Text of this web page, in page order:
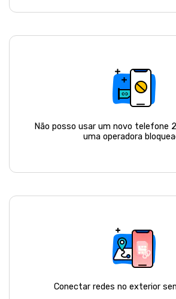
Não posso usar um novo telefone
uma operadora
Conectar redes no exterior